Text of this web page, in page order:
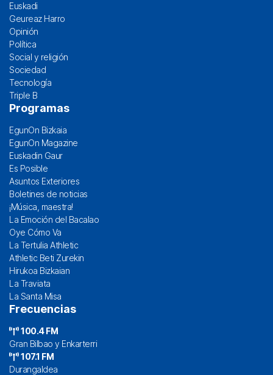
Euskadi
Geureaz Harro
Opinión
Política
Social y religión
Sociedad
Tecnología
Triple B
Programas
EgunOn Bizkaia
EgunOn Magazine
Euskadin Gaur
Es Posible
Asuntos Exteriores
Boletines de noticias
¡Música, maestra!
La Emoción del Bacalao
Oye Cómo Va
La Tertulia Athletic
Athletic Beti Zurekin
Hirukoa Bizkaian
La Traviata
La Santa Misa
Frecuencias
100.4 FM
Gran Bilbao y Enkarterri
107.1 FM
Durangaldea